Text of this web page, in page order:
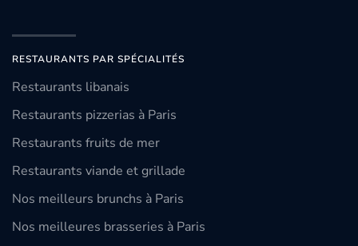
RESTAURANTS PAR SPÉCIALITÉS
Restaurants libanais
Restaurants pizzerias à Paris
Restaurants fruits de mer
Restaurants viande et grillade
Nos meilleurs brunchs à Paris
Nos meilleures brasseries à Paris